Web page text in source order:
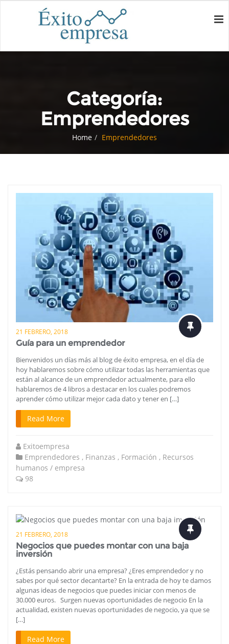
Categoría:
Emprendedores
Home Emprendedores
21 FEBRERO, 2018
Guía para un emprendedor
Bienvenidos un días más al blog de éxito empresa, en el día de
hoy hablaremos sobre cómo utilizar todas las herramientas que
están al alcance de un emprendedor actualmente, para ello
hablaremos de 4 libros a destacar en los cuales podremos
aprender cómo utilizar mejor cada dato y tener en […]
Read More
Exitoempresa
Emprendedores , Finanzas , Formación , Recursos
humanos / empresa
98
21 FEBRERO, 2018
Negocios que puedes montar con una baja
inversión
¿Estás pensando abrir una empresa? ¿Eres emprendedor y no
sabes por qué sector decantarte? En la entrada de hoy te damos
algunas ideas de negocios que puedes iniciar con menos de
30.000 euros. Surgen nuevas oportunidades de negocio En la
actualidad, existen nuevas oportunidades de negocio, ya que se
[…]
Read More